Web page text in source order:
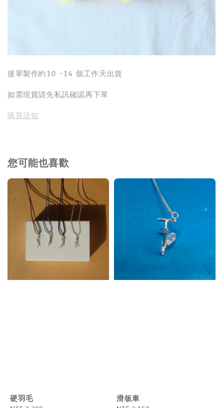
接單製作約10 -14 個工作天出貨
如需現貨請先私訊確認再下單
購買須知
您可能也喜歡
硬羽毛 滑板車